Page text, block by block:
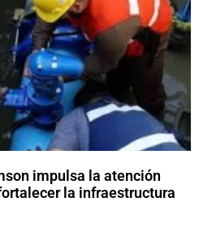
impulsa la atención
la infraestructura